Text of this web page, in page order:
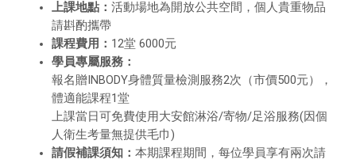
上課地點： 活動場地為開放公共空間，個人貴重物品
請斟酌攜帶
課程費用： 12堂 6000元
學員專屬服務：
報名贈INBODY身體質量檢測服務2次（市價500元），
體適能課程1堂
上課當日可免費使用大安館淋浴/寄物/足浴服務(因個
人衛生考量無提供毛巾)
請假補課須知： 本期課程期間，每位學員享有兩次請